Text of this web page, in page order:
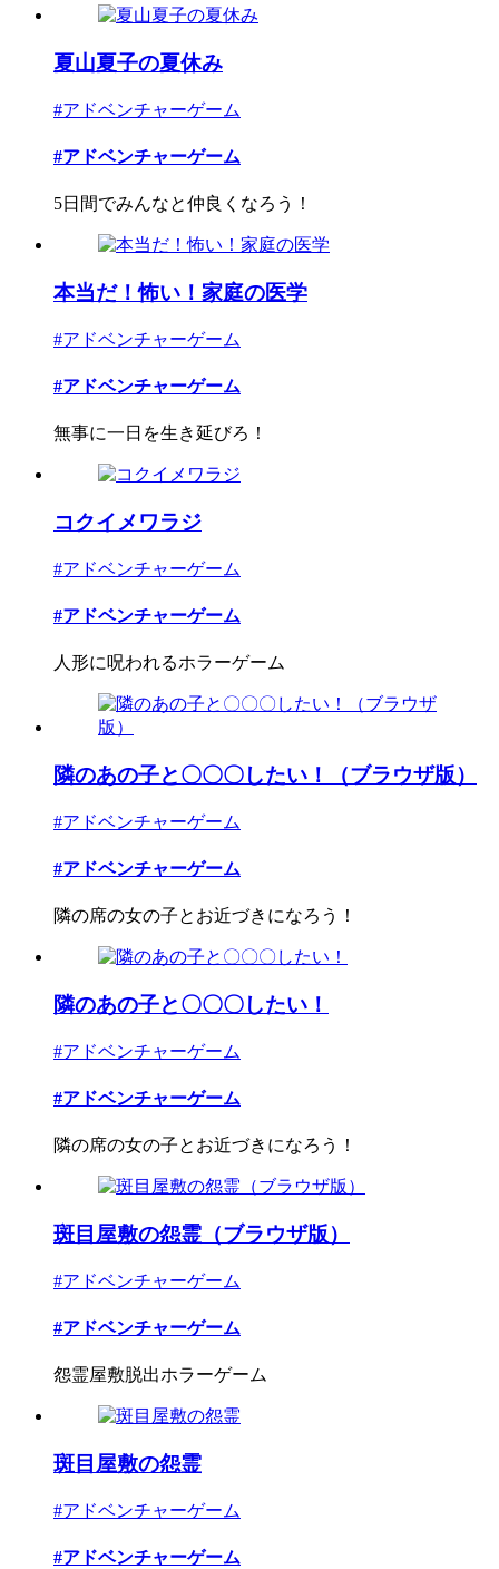
夏山夏子の夏休み
#アドベンチャーゲーム
#アドベンチャーゲーム
5日間でみんなと仲良くなろう！
本当だ！怖い！家庭の医学
#アドベンチャーゲーム
#アドベンチャーゲーム
無事に一日を生き延びろ！
コクイメワラジ
#アドベンチャーゲーム
#アドベンチャーゲーム
人形に呪われるホラーゲーム
隣のあの子と〇〇〇したい！（ブラウザ版）
#アドベンチャーゲーム
#アドベンチャーゲーム
隣の席の女の子とお近づきになろう！
隣のあの子と〇〇〇したい！
#アドベンチャーゲーム
#アドベンチャーゲーム
隣の席の女の子とお近づきになろう！
斑目屋敷の怨霊（ブラウザ版）
#アドベンチャーゲーム
#アドベンチャーゲーム
怨霊屋敷脱出ホラーゲーム
斑目屋敷の怨霊
#アドベンチャーゲーム
#アドベンチャーゲーム